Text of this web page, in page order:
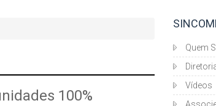
100%
Quem
Vídeos